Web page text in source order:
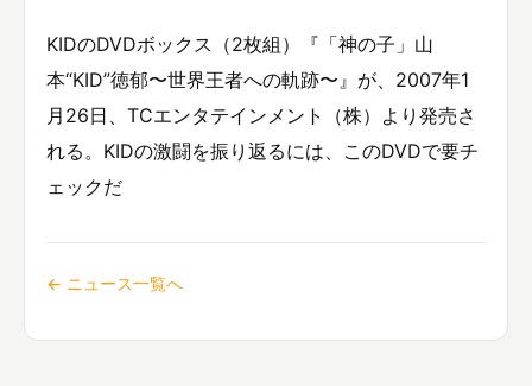
KIDのDVDボックス（2枚組）『「神の子」山
本“KID”徳郁〜世界王者への軌跡〜』が、2007年1
月26日、TCエンタテインメント（株）より発売さ
れる。KIDの激闘を振り返るには、このDVDで要チ
ェックだ
← ニュース一覧へ